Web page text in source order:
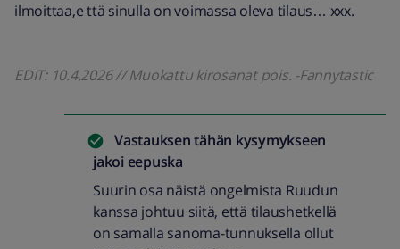
ilmoittaa,e ttä sinulla on voimassa oleva tilaus… xxx.
EDIT: 10.4.2026 // Muokattu kirosanat pois. -Fannytastic
Vastauksen tähän kysymykseen
jakoi eepuska
Suurin osa näistä ongelmista Ruudun
kanssa johtuu siitä, että tilaushetkellä
on samalla sanoma-tunnuksella ollut